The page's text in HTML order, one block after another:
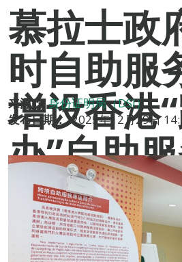
慕拉士政
时自助服
增设香港
办”自助
“智方便
记站
来源： 身份证明局（DSI）
发布日期： 2025年12月29日